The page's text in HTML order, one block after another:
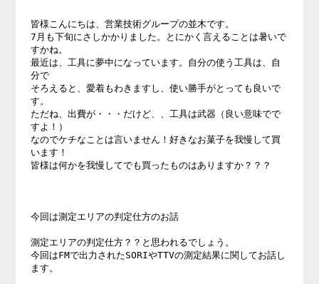
皆様こんにちは、営業技術グループの並木です。
7月も下旬にさしかかりました。とにかく言えることは暑いで
すかね。
最近は、工具に夢中になっています。自分の使う工具は、自
分で
そろえると、愛着もわきますし、使い勝手がとっても良いで
す。
ただね、出費が・・・だけど、、工具は武器（良い意味でで
すよ！）
なのでケチなことは言いません！好きなお菓子を我慢して買
います！
皆様は何かを我慢してでも買ったものはありますか？？？
今回は測定エリアの判定仕方のお話
測定エリアの判定仕方？？と思われるでしょう。
今回はFMで出力されたSORIやTTVの測定結果に関してお話し
ます。